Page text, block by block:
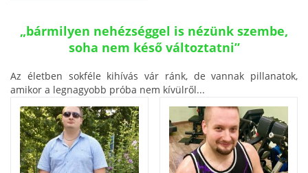
„bármilyen nehézséggel is nézünk szembe,
soha nem késő változtatni”
Az életben sokféle kihívás vár ránk, de vannak pillanatok,
amikor a legnagyobb próba nem kívülről...